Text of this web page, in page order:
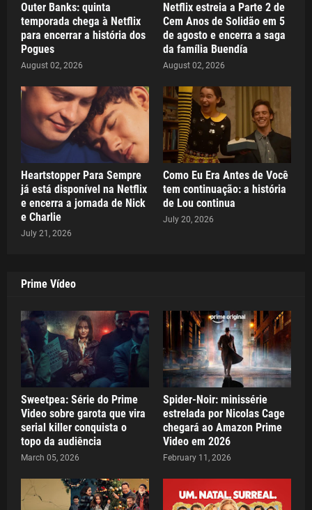
Outer Banks: quinta
temporada chega à Netflix
para encerrar a história dos
Pogues
August 02, 2026
Netflix estreia a Parte 2 de
Cem Anos de Solidão em 5
de agosto e encerra a saga
da família Buendía
August 02, 2026
Heartstopper Para Sempre
já está disponível na Netflix
e encerra a jornada de Nick
e Charlie
July 21, 2026
Como Eu Era Antes de Você
tem continuação: a história
de Lou continua
July 20, 2026
Prime Vídeo
Sweetpea: Série do Prime
Video sobre garota que vira
serial killer conquista o
topo da audiência
March 05, 2026
Spider-Noir: minissérie
estrelada por Nicolas Cage
chegará ao Amazon Prime
Video em 2026
February 11, 2026